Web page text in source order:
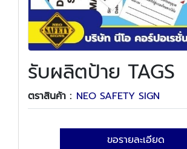
รับผลิตป้าย TAGS
ตราสินค้า : NEO SAFETY SIGN
ขอรายละเอียด